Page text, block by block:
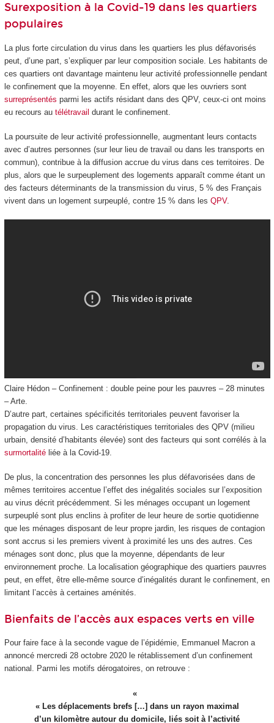
Surexposition à la Covid-19 dans les quartiers
populaires
La plus forte circulation du virus dans les quartiers les plus défavorisés
peut, d’une part, s’expliquer par leur composition sociale. Les habitants de
ces quartiers ont davantage maintenu leur activité professionnelle pendant
le confinement que la moyenne. En effet, alors que les ouvriers sont
surreprésentés parmi les actifs résidant dans des QPV, ceux-ci ont moins
eu recours au télétravail durant le confinement.
La poursuite de leur activité professionnelle, augmentant leurs contacts
avec d’autres personnes (sur leur lieu de travail ou dans les transports en
commun), contribue à la diffusion accrue du virus dans ces territoires. De
plus, alors que le surpeuplement des logements apparaît comme étant un
des facteurs déterminants de la transmission du virus, 5 % des Français
vivent dans un logement surpeuplé, contre 15 % dans les QPV.
Claire Hédon – Confinement : double peine pour les pauvres – 28 minutes
– Arte.
D’autre part, certaines spécificités territoriales peuvent favoriser la
propagation du virus. Les caractéristiques territoriales des QPV (milieu
urbain, densité d’habitants élevée) sont des facteurs qui sont corrélés à la
surmortalitéliée à la Covid-19.
De plus, la concentration des personnes les plus défavorisées dans de
mêmes territoires accentue l’effet des inégalités sociales sur l’exposition
au virus décrit précédemment. Si les ménages occupant un logement
surpeuplé sont plus enclins à profiter de leur heure de sortie quotidienne
que les ménages disposant de leur propre jardin, les risques de contagion
sont accrus si les premiers vivent à proximité les uns des autres. Ces
ménages sont donc, plus que la moyenne, dépendants de leur
environnement proche. La localisation géographique des quartiers pauvres
peut, en effet, être elle-même source d’inégalités durant le confinement, en
limitant l’accès à certaines aménités.
Bienfaits de l’accès aux espaces verts en ville
Pour faire face à la seconde vague de l’épidémie, Emmanuel Macron a
annoncé mercredi 28 octobre 2020 le rétablissement d’un confinement
national. Parmi les motifs dérogatoires, on retrouve :
« Les déplacements brefs […] dans un rayon maximal
d’un kilomètre autour du domicile, liés soit à l’activité